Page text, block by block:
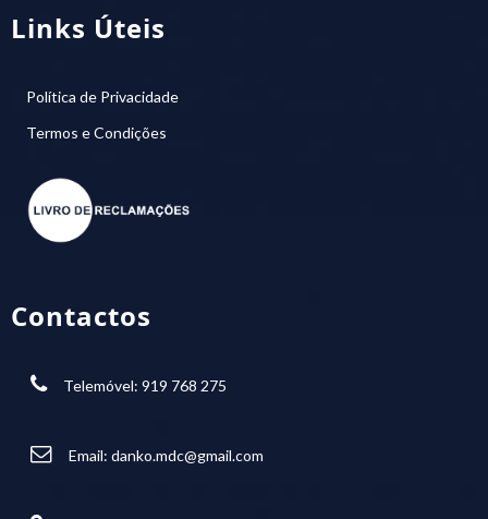
Links Úteis
Política de Privacidade
Termos e Condições
Contactos
Telemóvel: 919 768 275
Email: danko.mdc@gmail.com